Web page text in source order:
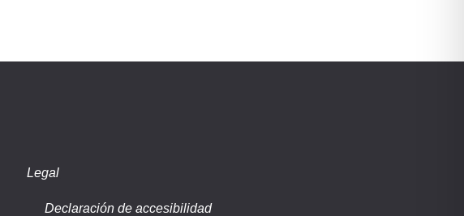
Legal
Declaración de accesibilidad